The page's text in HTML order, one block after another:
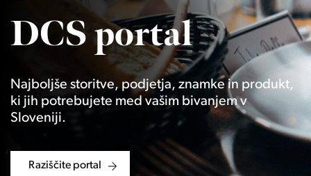
DCS portal
Najboljše storitve, podjetja, znamke in produkt,
ki jih potrebujete med vašim bivanjem v
Sloveniji.
Raziščite portal